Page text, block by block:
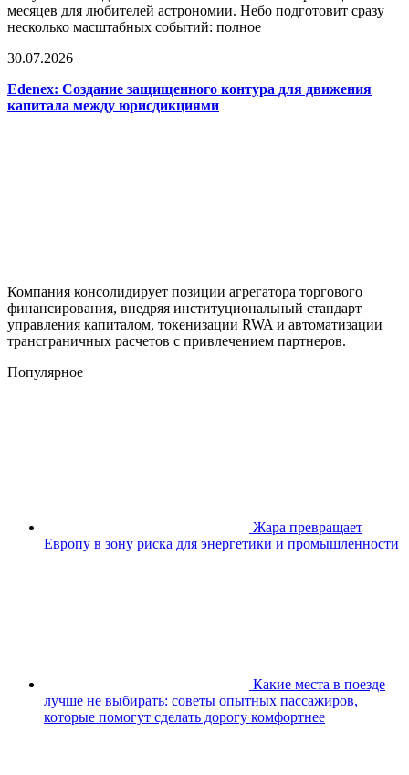
месяцев для любителей астрономии. Небо подготовит сразу
несколько масштабных событий: полное
30.07.2026
Edenex: Создание защищенного контура для движения
капитала между юрисдикциями
Компания консолидирует позиции агрегатора торгового
финансирования, внедряя институциональный стандарт
управления капиталом, токенизации RWA и автоматизации
трансграничных расчетов с привлечением партнеров.
Популярное
Жара превращает
Европу в зону риска для энергетики и промышленности
Какие места в поезде
лучше не выбирать: советы опытных пассажиров,
которые помогут сделать дорогу комфортнее